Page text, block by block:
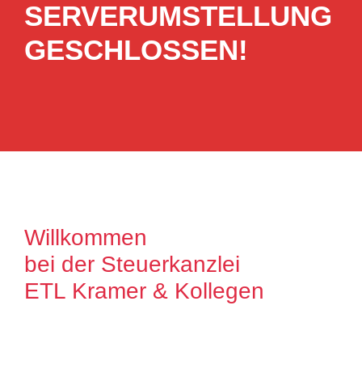
SERVERUMSTELLUNG
GESCHLOSSEN!
Willkommen
bei der Steuerkanzlei
ETL Kramer & Kollegen